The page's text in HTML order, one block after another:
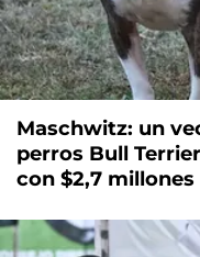
Maschwitz: un
perros Bull
con $2,7 millones